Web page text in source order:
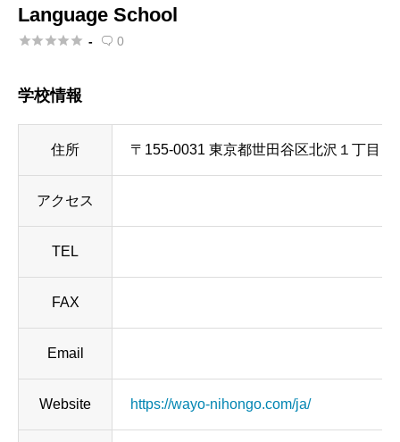
Language School
 -  0
学校情報
住所 〒155-0031 東京都世田谷区北沢１丁目３
アクセス
TEL
FAX
Email
Website https://wayo-nihongo.com/ja/